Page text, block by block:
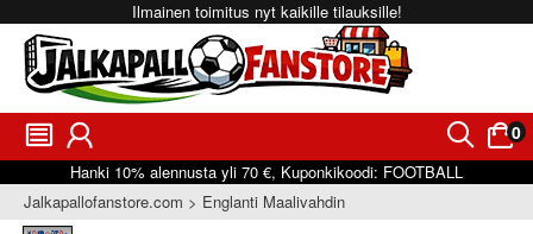
Ilmainen toimitus nyt kaikille tilauksille!
󰂩 󰃳 󰂨 0
󰃠
Hanki 10% alennusta yli 70 €, Kuponkikoodi: FOOTBALL
Jalkapallofanstore.com
Englanti Maalivahdin